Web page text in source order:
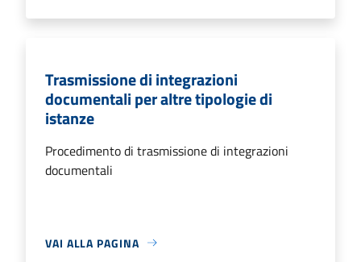
Trasmissione di integrazioni
documentali per altre tipologie di
istanze
Procedimento di trasmissione di integrazioni
documentali
VAI ALLA PAGINA